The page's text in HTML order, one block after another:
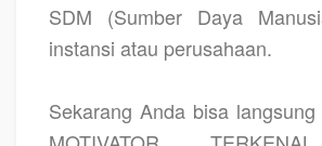
SDM (Sumber Daya
instansi atau perusahaan.
Sekarang Anda bisa